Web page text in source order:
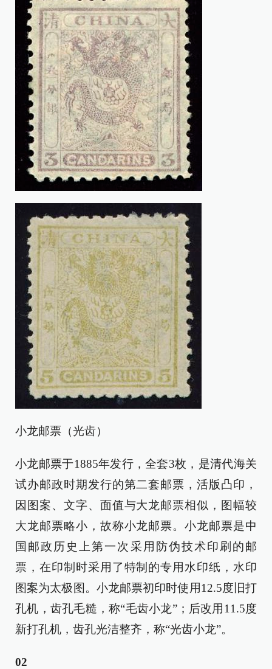
小龙邮票（光齿）
小龙邮票于1885年发行，全套3枚，是清代海关
试办邮政时期发行的第二套邮票，活版凸印，
因图案、文字、面值与大龙邮票相似，图幅较
大龙邮票略小，故称小龙邮票。小龙邮票是中
国邮政历史上第一次采用防伪技术印刷的邮
票，在印制时采用了特制的专用水印纸，水印
图案为太极图。小龙邮票初印时使用12.5度旧打
孔机，齿孔毛糙，称“毛齿小龙”；后改用11.5度
新打孔机，齿孔光洁整齐，称“光齿小龙”。
02